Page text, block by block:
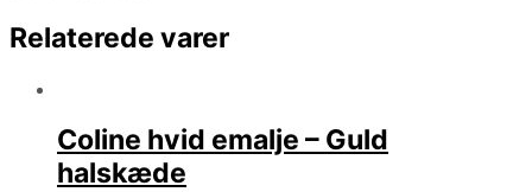
Relaterede varer
Coline hvid emalje – Guld
halskæde